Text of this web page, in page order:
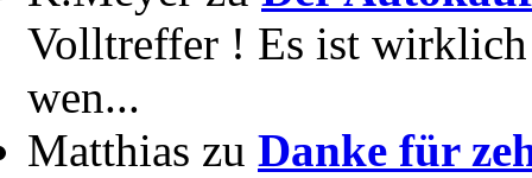
Volltreffer ! Es ist wirklich
wen...
Matthias zu Danke für